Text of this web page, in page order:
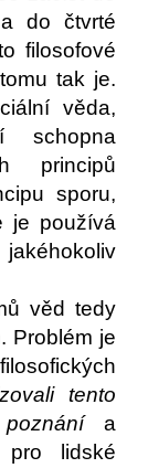
do čtvrté
filosofové
tak je.
věda,
schopna
principů
sporu,
je používá
věd tedy
Problém je
tento
a
lidské